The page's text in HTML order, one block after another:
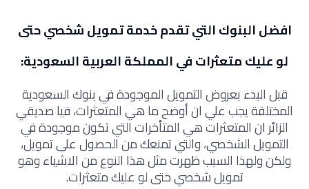
افضل البنوك التي تقدم خدمة تمويل شخصي حتى
لو عليك متعثرات في المملكة العربية السعودية:
قبل البدء بعروض التمويل الموجودة في بنوك السعودية
المختلفة يجب علي ان أوضح ما هي المتعثرات، فيا صديقي
الزائر ان المتعثرات هي المتأخرات التي تكون موجودة في
التمويل الشخصي، والتي تمنعك من الحصول على تمويل،
ولكن ولهذا السبب ظهرت مثل هذا النوع من الاشياء وهو
تمويل شخصي حتى لو عليك متعثرات.